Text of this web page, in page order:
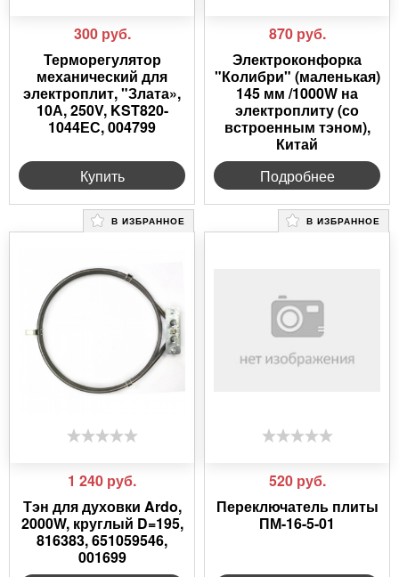
300 руб.
Терморегулятор
механический для
электроплит, "Злата»,
10А, 250V, KST820-
1044ЕС, 004799
Купить
870 руб.
Электроконфорка
"Колибри" (маленькая)
145 мм /1000W на
электроплиту (со
встроенным тэном),
Китай
Подробнее
В ИЗБРАННОЕ
1 240 руб.
Тэн для духовки Ardo,
2000W, круглый D=195,
816383, 651059546,
001699
В ИЗБРАННОЕ
520 руб.
Переключатель плиты
ПМ-16-5-01